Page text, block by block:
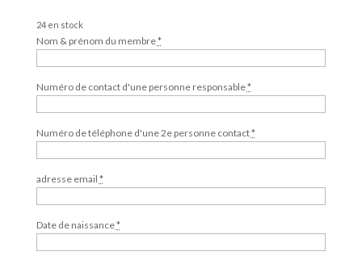
24 en stock
Nom & prénom du membre*
Numéro de contact d'une personne responsable*
Numéro de téléphone d'une 2e personne contact*
adresse email *
Date de naissance*